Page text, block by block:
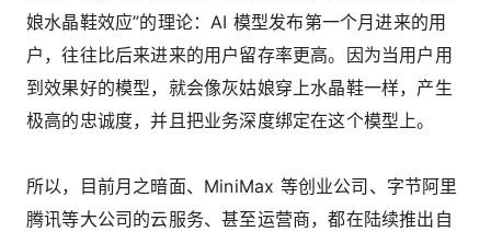
娘水晶鞋效应”的理论：AI 模型发布第一个月进来的用
户，往往比后来进来的用户留存率更高。因为当用户用
到效果好的模型，就会像灰姑娘穿上水晶鞋一样，产生
极高的忠诚度，并且把业务深度绑定在这个模型上。
所以，目前月之暗面、MiniMax 等创业公司、字节阿里
腾讯等大公司的云服务、甚至运营商，都在陆续推出自